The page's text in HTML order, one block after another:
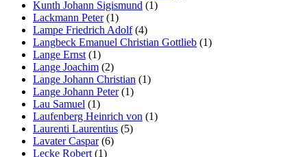
Kunth Johann Sigismund (1)
Lackmann Peter(1)
Lampe Friedrich Adolf(4)
Langbeck Emanuel Christian Gottlieb (1)
Lange Ernst (1)
Lange Joachim (2)
Lange Johann Christian (1)
Lange Johann Peter(1)
Lau Samuel (1)
Laufenberg Heinrich von (1)
Laurenti Laurentius (5)
Lavater Caspar(6)
Lecke Robert (1)